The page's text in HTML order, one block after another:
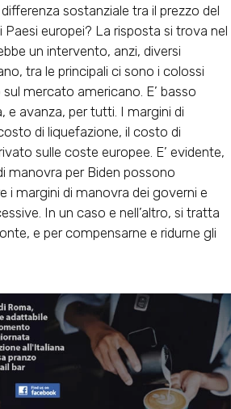
sostanziale tra il prezzo del
europei? La risposta si trova nel
un intervento, anzi, diversi
tra le principali ci sono i colossi
mercato americano. E’ basso
e avanza, per tutti. I margini di
di liquefazione, il costo di
sulle coste europee. E’ evidente,
manovra per Biden possono
i margini di manovra dei governi e
In un caso e nell’altro, si tratta
e per compensarne e ridurne gli